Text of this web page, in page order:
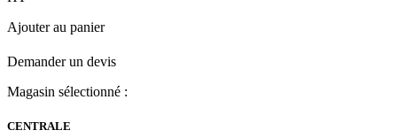
Ajouter au panier
Demander un devis
Magasin sélectionné :
CENTRALE